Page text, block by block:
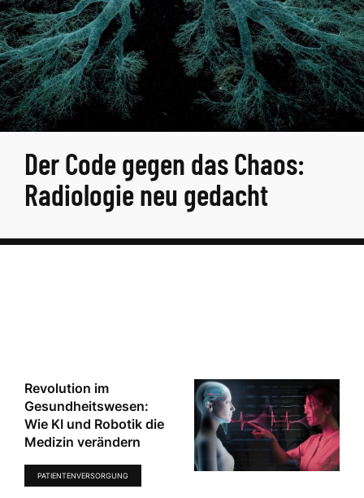
Der Code gegen das Chaos:
Radiologie neu gedacht
Revolution im
Gesundheitswesen:
Wie KI und Robotik die
Medizin verändern
PATIENTENVERSORGUNG